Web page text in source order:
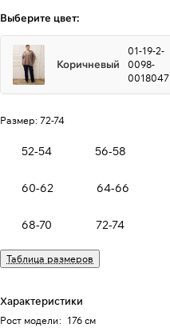
Выберите цвет:
Коричневый
01-19-2-
0098-
0018047
Размер: 72-74
52-54 56-58
60-62 64-66
68-70 72-74
Таблица размеров
Характеристики
Рост модели: 176 см